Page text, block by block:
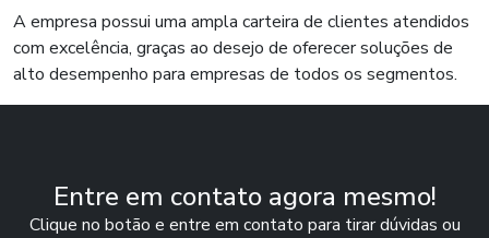
A empresa possui uma ampla carteira de clientes atendidos
com excelência, graças ao desejo de oferecer soluções de
alto desempenho para empresas de todos os segmentos.
Entre em contato agora mesmo!
Clique no botão e entre em contato para tirar dúvidas ou